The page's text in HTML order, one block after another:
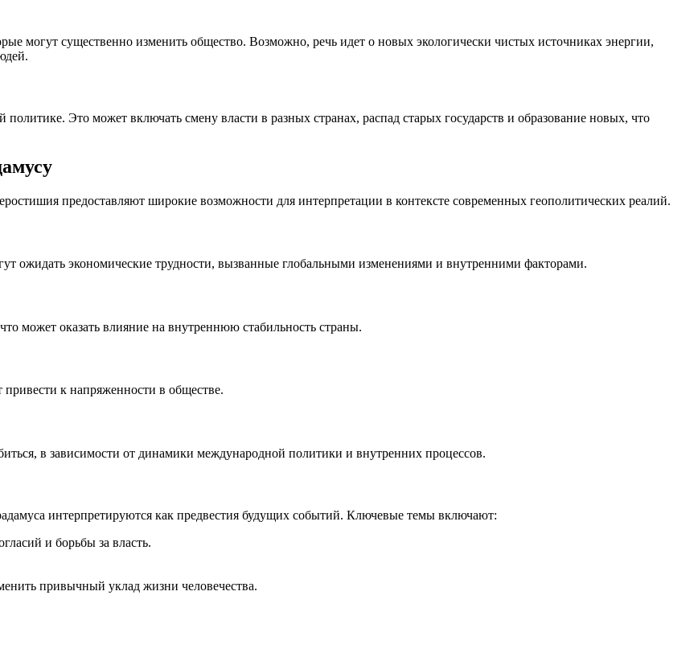
могут существенно изменить общество. Возможно, речь идет о новых экологически чистых источниках энергии,
Это может включать смену власти в разных странах, распад старых государств и образование новых, что
предоставляют широкие возможности для интерпретации в контексте современных геополитических реалий.
ожидать экономические трудности, вызванные глобальными изменениями и внутренними факторами.
может оказать влияние на внутреннюю стабильность страны.
к напряженности в обществе.
в зависимости от динамики международной политики и внутренних процессов.
интерпретируются как предвестия будущих событий. Ключевые темы включают:
и борьбы за власть.
привычный уклад жизни человечества.